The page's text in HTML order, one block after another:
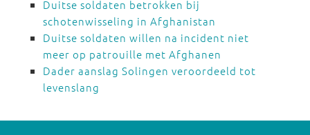
Duitse soldaten betrokken bij
schotenwisseling in Afghanistan
Duitse soldaten willen na incident niet
meer op patrouille met Afghanen
Dader aanslag Solingen veroordeeld tot
levenslang